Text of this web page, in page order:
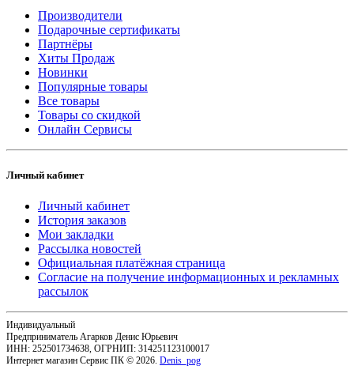
Производители
Подарочные сертификаты
Партнёры
Хиты Продаж
Новинки
Популярные товары
Все товары
Товары со скидкой
Онлайн Сервисы
Личный кабинет
Личный кабинет
История заказов
Мои закладки
Рассылка новостей
Официальная платёжная страница
Согласие на получение информационных и рекламных
рассылок
Индивидуальный
Предприниматель Агарков Денис Юрьевич
ИНН: 252501734638, ОГРНИП: 314251123100017
Интернет магазин Сервис ПК © 2026. Denis_pog